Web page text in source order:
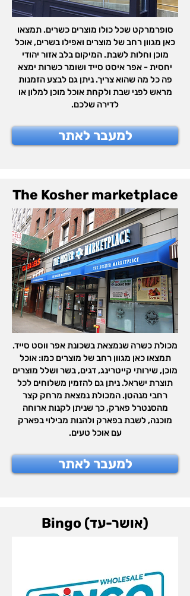
סופרמרקט שכל כולו מוצרים כשרים. תמצאו
כאן מגוון רחב של מוצרים ואפילו בשרים, אוכל
מוכן וחלות לשבת. המיקום בלב אזור יהודי
יחסית - אפר איסט סייד ושומר כשרות ימצא
פה כל מה שהוא צריך. ניתן גם לבצע הזמנות
מראש לפני שבת ולקחת אוכל מוכן למלון או
לדירה שלכם.
למעבר לאתר
The Kosher marketplace
מכולת כשרה שנמצאת בשכונת אפר ווסט סייד.
תמצאו כאן מגוון רחב של מוצרים כמו: אוכל
מוכן, שירותי קייטרינג, דגים, בשר ושלל מוצרים
תוצרת ישראל. ניתן גם להזמין משלוחים לכל
רחבי מנהטן. המכולת נמצאת מרחק קצר
מהסנטרל פארק, כך שניתן לקנות ארוחה
מוכנה, לשבת בפארק ולהנות מבילוי בפארק
עם אוכל טעים.
למעבר לאתר
Bingo (אושר-עד)